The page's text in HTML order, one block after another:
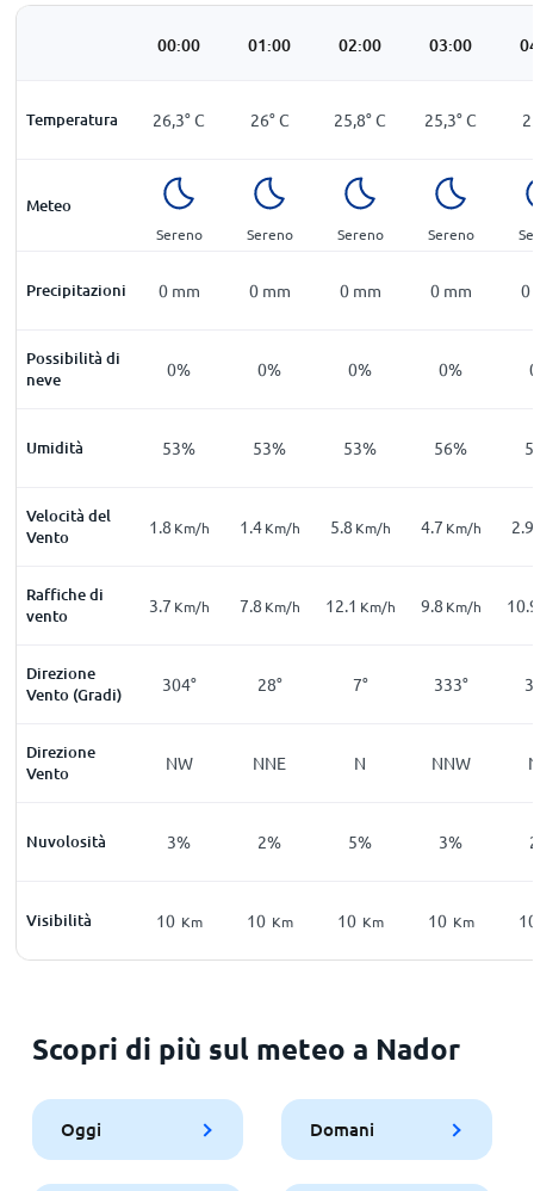
00:00 01:00 02:00 03:00
Temperatura 26,3°C 26°C 25,8°C 25,3°C
Meteo
Sereno Sereno Sereno Sereno
Precipitazioni 0 mm 0 mm 0 mm 0 mm 0
Possibilità di
neve
0% 0% 0% 0%
Umidità 53% 53% 53% 56%
Velocità del
Vento
1.8 Km/h 1.4Km/h 5.8 Km/h 4.7 Km/h 2.9
Raffiche di
vento
3.7 Km/h 7.8 Km/h 12.1 Km/h 9.8 Km/h
Direzione
Vento (Gradi)
304° 28° 7° 333°
Direzione
Vento
NW NNE N NNW
Nuvolosità 3% 2% 5% 3%
Visibilità 10 Km 10 Km 10 Km 10 Km
Scopri di più sul meteo a Nador
Oggi Domani